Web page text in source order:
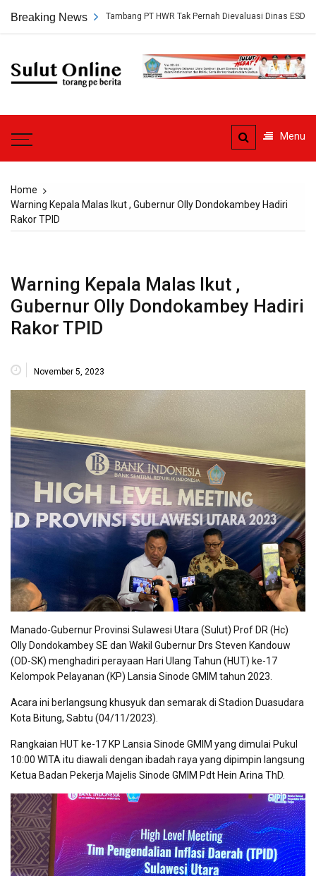
Breaking News
Persetujuan Tambang PT HWR Tak Pernah Dievaluasi Dinas ESDM
Sulut
Menu
Home
Warning Kepala Malas Ikut , Gubernur Olly Dondokambey Hadiri
Rakor TPID
Warning Kepala Malas Ikut ,
Gubernur Olly Dondokambey Hadiri
Rakor TPID
November 5, 2023
Manado-Gubernur Provinsi Sulawesi Utara (Sulut) Prof DR (Hc)
Olly Dondokambey SE dan Wakil Gubernur Drs Steven Kandouw
(OD-SK) menghadiri perayaan Hari Ulang Tahun (HUT) ke-17
Kelompok Pelayanan (KP) Lansia Sinode GMIM tahun 2023.
Acara ini berlangsung khusyuk dan semarak di Stadion Duasudara
Kota Bitung, Sabtu (04/11/2023).
Rangkaian HUT ke-17 KP Lansia Sinode GMIM yang dimulai Pukul
10:00 WITA itu diawali dengan ibadah raya yang dipimpin langsung
Ketua Badan Pekerja Majelis Sinode GMIM Pdt Hein Arina ThD.